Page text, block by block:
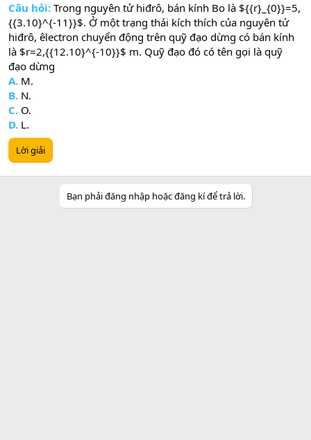
Câu hỏi: Trong nguyên tử hiđrô, bán kính Bo là ${{r}_{0}}=5,
{{3.10}^{-11}}$. Ở một trạng thái kích thích của nguyên tử
hiđrô, êlectron chuyển động trên quỹ đạo dừng có bán kính
là $r=2,{{12.10}^{-10}}$ m. Quỹ đạo đó có tên gọi là quỹ
đạo dừng
A. M.
B. N.
C. O.
D. L.
Lời giải
Bạn phải đăng nhập hoặc đăng kí để trả lời.